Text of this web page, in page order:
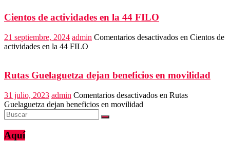
Cientos de actividades en la 44 FILO
21 septiembre, 2024 admin Comentarios desactivados en Cientos de
actividades en la 44 FILO
Rutas Guelaguetza dejan beneficios en movilidad
31 julio, 2023 admin Comentarios desactivados en Rutas
Guelaguetza dejan beneficios en movilidad
Aquí